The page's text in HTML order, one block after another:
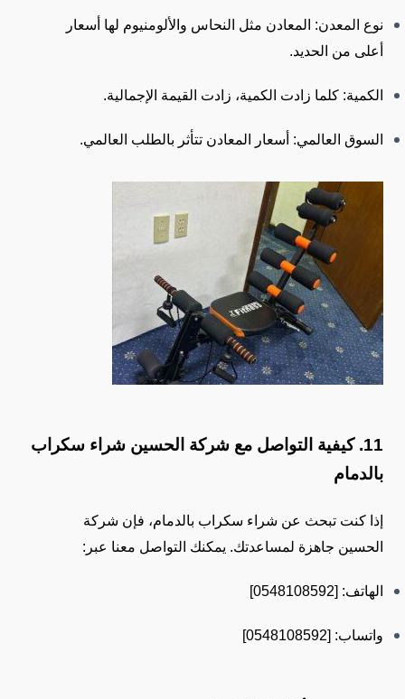
نوع المعدن: المعادن مثل النحاس والألومنيوم لها أسعار
أعلى من الحديد.
الكمية: كلما زادت الكمية، زادت القيمة الإجمالية.
السوق العالمي: أسعار المعادن تتأثر بالطلب العالمي.
11. كيفية التواصل مع شركة الحسين
شراء سكراب
بالدمام
إذا كنت تبحث عن شراء سكراب بالدمام، فإن شركة
الحسين جاهزة لمساعدتك. يمكنك التواصل معنا عبر:
الهاتف: [0548108592]
واتساب: [0548108592]